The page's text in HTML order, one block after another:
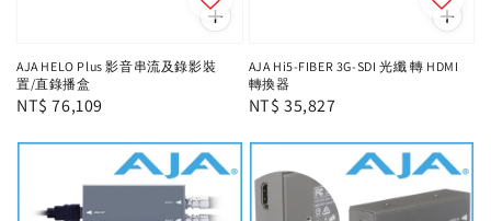
AJA HELO Plus 影音串流及錄影裝
置/直錄播盒
Regular
NT$ 76,109
AJA Hi5-FIBER 3G-SDI 光纖 轉 HDMI
轉換器
Regular
NT$ 35,827